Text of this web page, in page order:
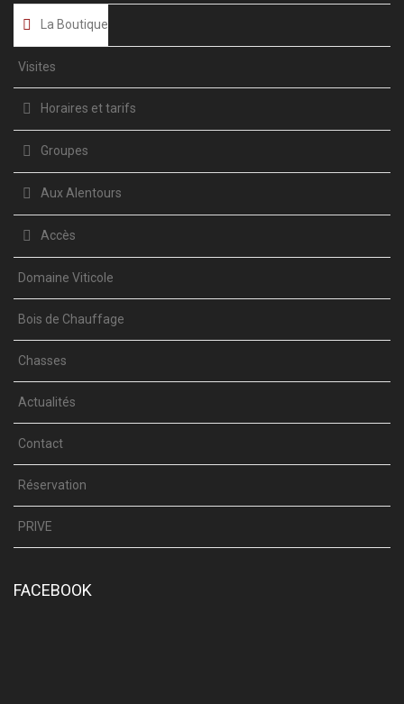
La Boutique
Visites
Horaires et tarifs
Groupes
Aux Alentours
Accès
Domaine Viticole
Bois de Chauffage
Chasses
Actualités
Contact
Réservation
PRIVE
FACEBOOK